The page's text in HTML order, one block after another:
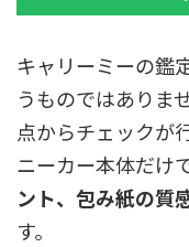
キャリーミーの鑑
うものではありま
点からチェックが
ニーカー本体だけ
ント、包み紙の質
す。